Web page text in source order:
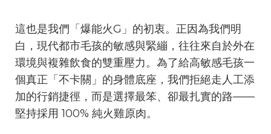
這也是我們「爆能火G」的初衷。正因為我們明
白，現代都市毛孩的敏感與緊繃，往往來自於外在
環境與複雜飲食的雙重壓力。為了給高敏感毛孩一
個真正「不卡關」的身體底座，我們拒絕走人工添
加的行銷捷徑，而是選擇最笨、卻最扎實的路——
堅持採用 100% 純火雞原肉。